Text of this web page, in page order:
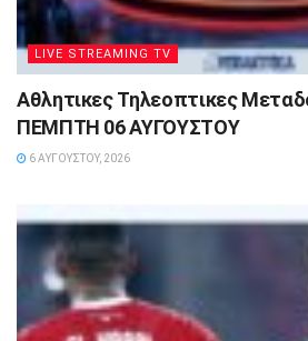
LIVE STREAMING TV
Αθλητικες Τηλεοπτικες
ΠΕΜΠΤΗ 06 ΑΥΓΟΥΣΤΟΥ
6 ΑΥΓΟΎΣΤΟΥ, 2026